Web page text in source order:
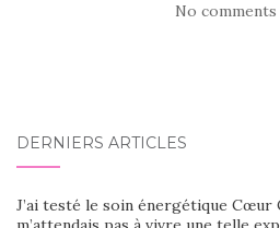
No
DERNIERS ARTICLES
J’ai testé le soin énergétique